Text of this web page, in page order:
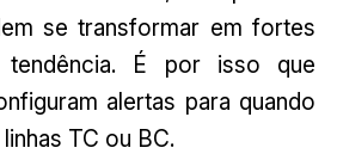
se transformar em fortes
tendência. É por isso que
alertas para quando
TC ou BC.